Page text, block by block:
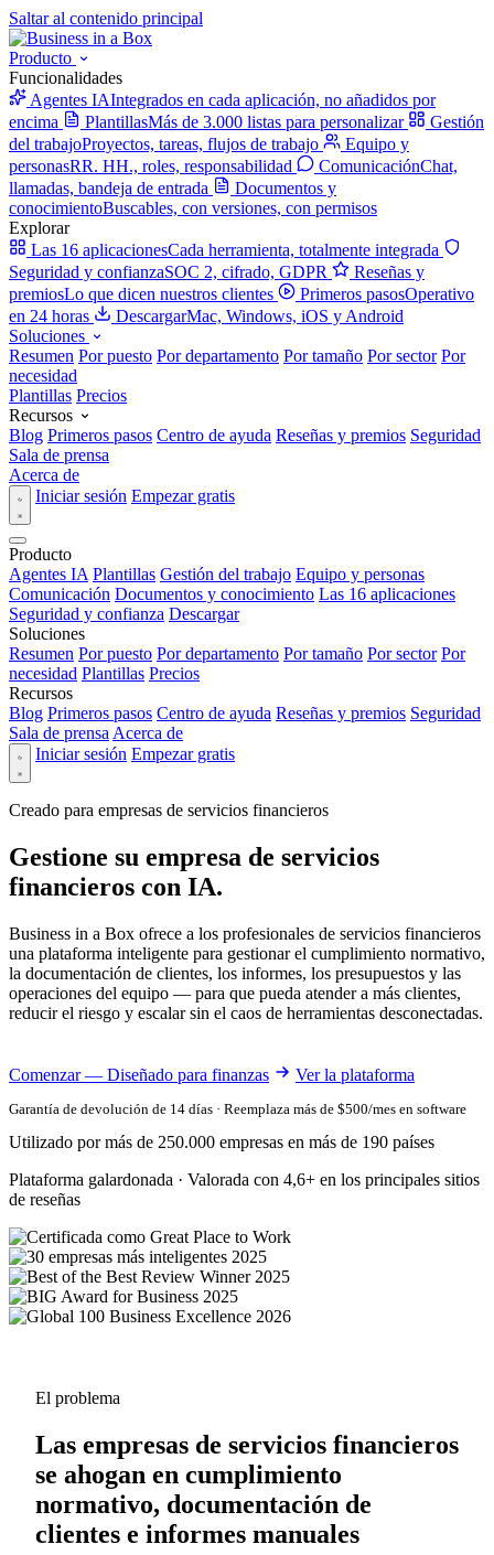
Saltar al contenido principal
Producto
Funcionalidades
Agentes IAIntegrados en cada aplicación, no añadidos por
encima
PlantillasMás de 3.000 listas para personalizar
Gestión
del trabajoProyectos, tareas, flujos de trabajo
Equipo y
personasRR. HH., roles, responsabilidad ComunicaciónChat,
llamadas, bandeja de entrada
Documentos y
conocimientoBuscables, con versiones, con permisos
Explorar
Las 16 aplicacionesCada herramienta, totalmente integrada
Seguridad y confianzaSOC 2, cifrado, GDPR
Reseñas y
premiosLo que dicen nuestros clientes Primeros pasosOperativo
en 24 horas
DescargarMac, Windows, iOS y Android
Soluciones
Resumen Por puesto Por departamento Por tamaño Por sector Por
necesidad
Plantillas Precios
Recursos
Blog Primeros pasos Centro de ayuda Reseñas y premios Seguridad
Sala de prensa
Acerca de
Iniciar sesión Empezar gratis
Producto
Agentes IA Plantillas Gestión del trabajo Equipo y personas
Comunicación Documentos y conocimiento Las 16 aplicaciones
Seguridad y confianza Descargar
Soluciones
Resumen Por puesto Por departamento Por tamaño Por sector Por
necesidad Plantillas Precios
Recursos
Blog Primeros pasos Centro de ayuda Reseñas y premios Seguridad
Sala de prensa Acerca de
Iniciar sesión Empezar gratis
Creado para empresas de servicios financieros
Gestione su empresa de servicios
financieros con IA.
Business in a Box ofrece a los profesionales de servicios financieros
una plataforma inteligente para gestionar el cumplimiento normativo,
la documentación de clientes, los informes, los presupuestos y las
operaciones del equipo — para que pueda atender a más clientes,
reducir el riesgo y escalar sin el caos de herramientas desconectadas.
Comenzar — Diseñado para finanzas Ver la plataforma
Garantía de devolución de 14 días · Reemplaza más de $500/mes en software
Utilizado por más de 250.000 empresas en más de 190 países
Plataforma galardonada · Valorada con 4,6+ en los principales sitios
de reseñas
El problema
Las empresas de servicios financieros
se ahogan en cumplimiento
normativo, documentación de
clientes e informes manuales